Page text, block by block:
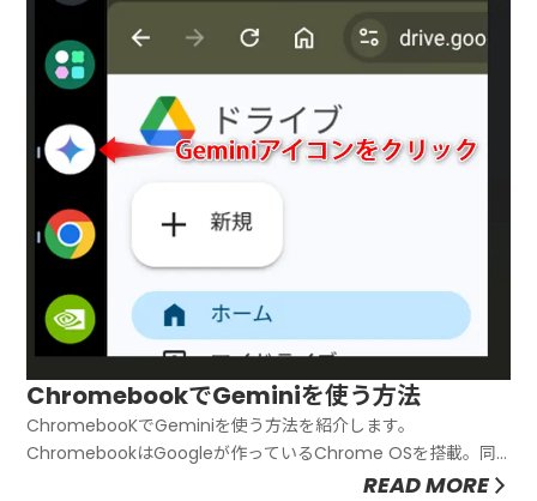
ChromebookでGeminiを使う方法
ChromebooKでGeminiを使う方法を紹介します。
ChromebookはGoogleが作っているChrome OSを搭載。同
じくGoogleが開発しているGeminiもシームレスに使えます。
READ MORE